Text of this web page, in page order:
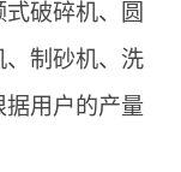
破碎机、圆
制砂机、洗
用户的产量